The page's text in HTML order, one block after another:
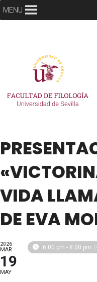
MENU
VIDA
DE EVA
2026
MAR
19
MAY
6:00 pm - 8:00 pm